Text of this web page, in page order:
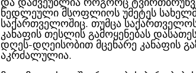
და დაშვეუბლია როგორც
ნედლეული მსოფლიოს უმეტეს
საქართველოშიც. თუმცა
კანაფის თესლის გამოყენებას
დღეს-დღეისობით მცენარე კანაფის
აკრძალულია.
California
Растения
При
коническую